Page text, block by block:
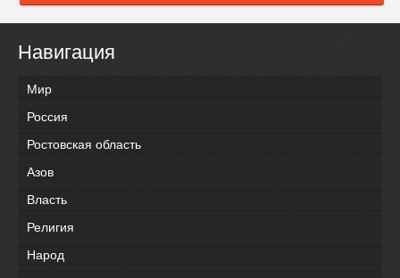
Навигация
Мир
Россия
Ростовская область
Азов
Власть
Религия
Народ